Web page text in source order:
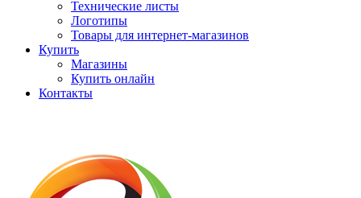
Технические листы
Логотипы
Товары для интернет-магазинов
Купить
Магазины
Купить онлайн
Контакты